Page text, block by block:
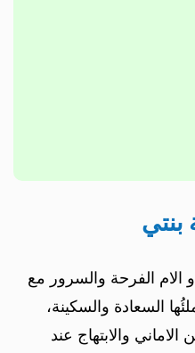
بنتي
الفرحة والسرور مع
السعادة والسكينة،
والابتهاج عند